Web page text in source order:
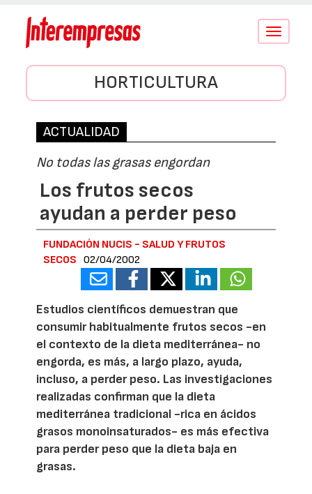
Conmutar
HORTICULTURA
ACTUALIDAD
No todas las grasas engordan
Los frutos secos
ayudan a perder peso
FUNDACIÓN NUCIS - SALUD Y FRUTOS
SECOS
02/04/2002
Estudios científicos demuestran que
consumir habitualmente frutos secos -en
el contexto de la dieta mediterránea- no
engorda, es más, a largo plazo, ayuda,
incluso, a perder peso. Las investigaciones
realizadas confirman que la dieta
mediterránea tradicional -rica en ácidos
grasos monoinsaturados- es más efectiva
para perder peso que la dieta baja en
grasas.